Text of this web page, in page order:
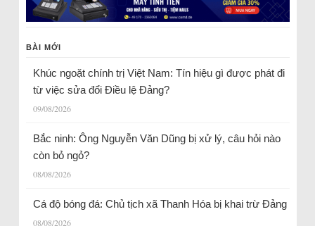
BÀI MỚI
Khúc ngoặt chính trị Việt Nam: Tín hiệu gì được phát đi
từ việc sửa đổi Điều lệ Đảng?
09/08/2026
Bắc ninh: Ông Nguyễn Văn Dũng bị xử lý, câu hỏi nào
còn bỏ ngỏ?
08/08/2026
Cá độ bóng đá: Chủ tịch xã Thanh Hóa bị khai trừ Đảng
08/08/2026